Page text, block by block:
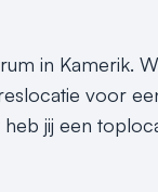
in Kamerik.
voor
jij een